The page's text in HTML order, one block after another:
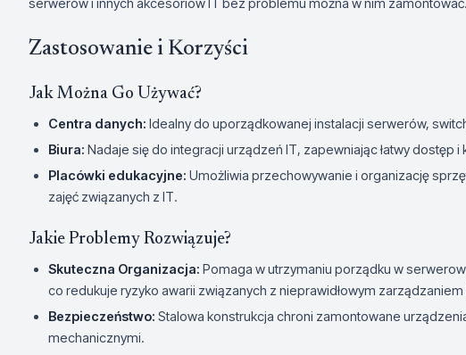
serwerów i innych akcesoriów IT bez problemu można w nim zamontować.
Zastosowanie i Korzyści
Jak Można Go Używać?
Centra danych: Idealny do uporządkowanej instalacji serwerów,
Biura: Nadaje się do integracji urządzeń IT, zapewniając łatwy dostęp i
Placówki edukacyjne: Umożliwia przechowywanie i organizację
zajęć związanych z IT.
Jakie Problemy Rozwiązuje?
Skuteczna Organizacja: Pomaga w utrzymaniu porządku w
co redukuje ryzyko awarii związanych z nieprawidłowym
Bezpieczeństwo: Stalowa konstrukcja chroni zamontowane
mechanicznymi.